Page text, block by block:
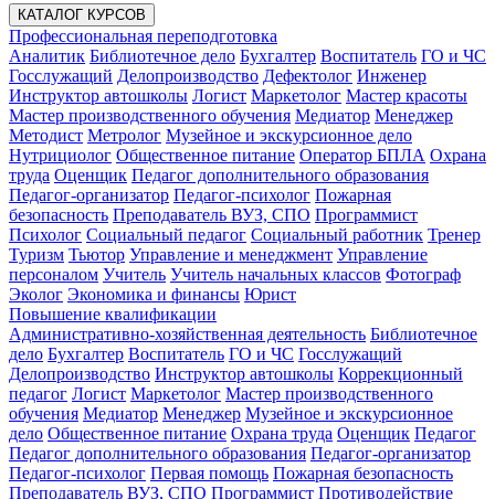
КАТАЛОГ КУРСОВ
Профессиональная переподготовка
Аналитик Библиотечное дело Бухгалтер Воспитатель ГО и ЧС
Госслужащий Делопроизводство Дефектолог Инженер
Инструктор автошколы Логист Маркетолог Мастер красоты
Мастер производственного обучения Медиатор Менеджер
Методист Метролог Музейное и экскурсионное дело
Нутрициолог Общественное питание Оператор БПЛА Охрана
труда Оценщик Педагог дополнительного образования
Педагог-организатор Педагог-психолог Пожарная
безопасность Преподаватель ВУЗ, СПО Программист
Психолог Социальный педагог Социальный работник Тренер
Туризм Тьютор Управление и менеджмент Управление
персоналом Учитель Учитель начальных классов Фотограф
Эколог Экономика и финансы Юрист
Повышение квалификации
Административно-хозяйственная деятельность Библиотечное
дело Бухгалтер Воспитатель ГО и ЧС Госслужащий
Делопроизводство Инструктор автошколы Коррекционный
педагог Логист Маркетолог Мастер производственного
обучения Медиатор Менеджер Музейное и экскурсионное
дело Общественное питание Охрана труда Оценщик Педагог
Педагог дополнительного образования Педагог-организатор
Педагог-психолог Первая помощь Пожарная безопасность
Преподаватель ВУЗ, СПО Программист Противодействие